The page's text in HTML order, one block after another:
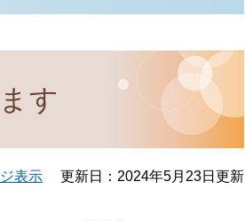
す
表示 更新日：2024年5月23日更新